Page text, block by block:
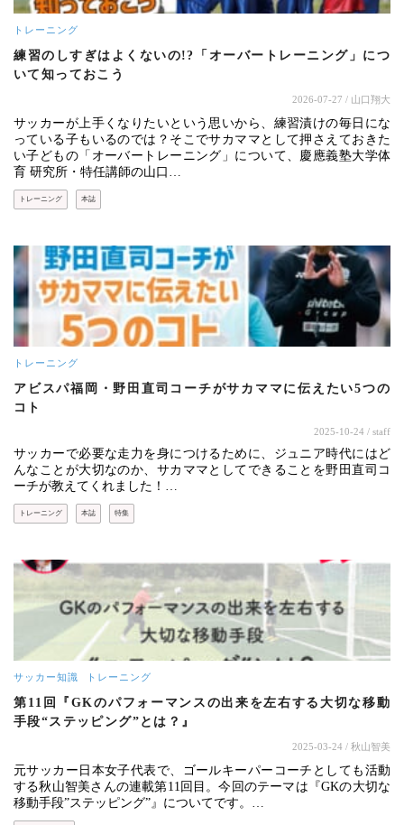
トレーニング
練習のしすぎはよくないの!?「オーバートレーニング」につ
いて知っておこう
2026-07-27 / 山口翔大
サッカーが上手くなりたいという思いから、練習漬けの毎日にな
っている子もいるのでは？そこでサカママとして押さえておきた
い子どもの「オーバートレーニング」について、慶應義塾大学体
育 研究所・特任講師の山口…
トレーニング 本誌
トレーニング
アビスパ福岡・野田直司コーチがサカママに伝えたい5つの
コト
2025-10-24 / staff
サッカーで必要な走力を身につけるために、ジュニア時代にはど
んなことが大切なのか、サカママとしてできることを野田直司コ
ーチが教えてくれました！…
トレーニング 本誌 特集
サッカー知識 トレーニング
第11回『GKのパフォーマンスの出来を左右する大切な移動
手段“ステッピング”とは？』
2025-03-24 / 秋山智美
元サッカー日本女子代表で、ゴールキーパーコーチとしても活動
する秋山智美さんの連載第11回目。今回のテーマは『GKの大切な
移動手段”ステッピング”』についてです。…